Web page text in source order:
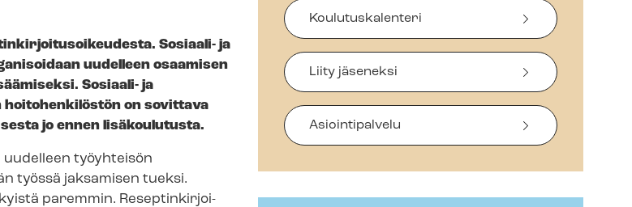
Sosiaali- ja
uudelleen osaamisen
Sosiaali- ja
on sovittava
jo ennen lisäkoulutusta.
uudelleen työyhteisön
työssä jaksamisen tueksi.
paremmin. Re­sep­tin­kir­joi­
Koulutuskalenteri
Liity jäseneksi
Asiointipalvelu